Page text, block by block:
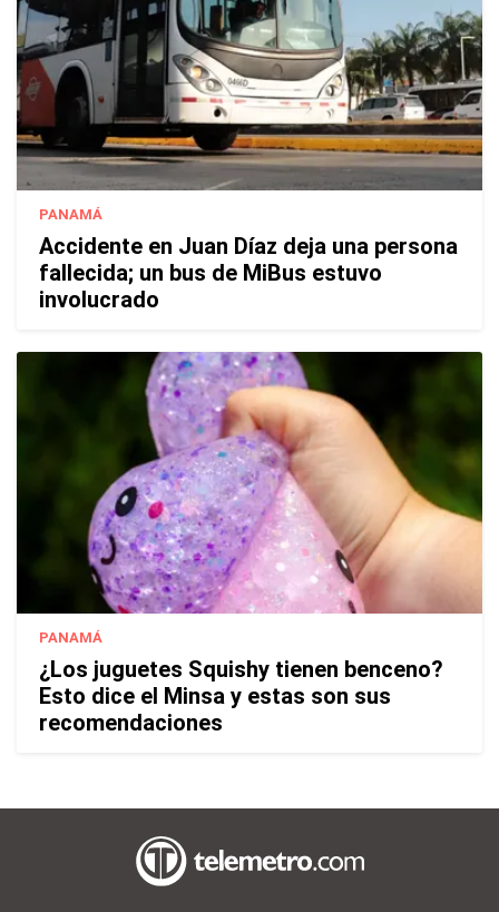
PANAMÁ
Accidente en Juan Díaz deja una persona
fallecida; un bus de MiBus estuvo
involucrado
PANAMÁ
¿Los juguetes Squishy tienen benceno?
Esto dice el Minsa y estas son sus
recomendaciones